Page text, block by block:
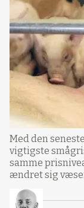
Med den
vigtigste
samme
ændret sig